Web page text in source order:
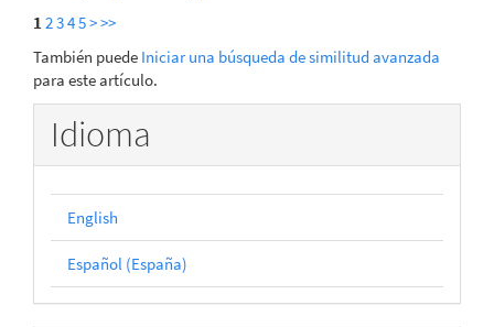
1 2345>>>
También puede Iniciar una búsqueda de similitud avanzada
para este artículo.
Idioma
English
Español (España)